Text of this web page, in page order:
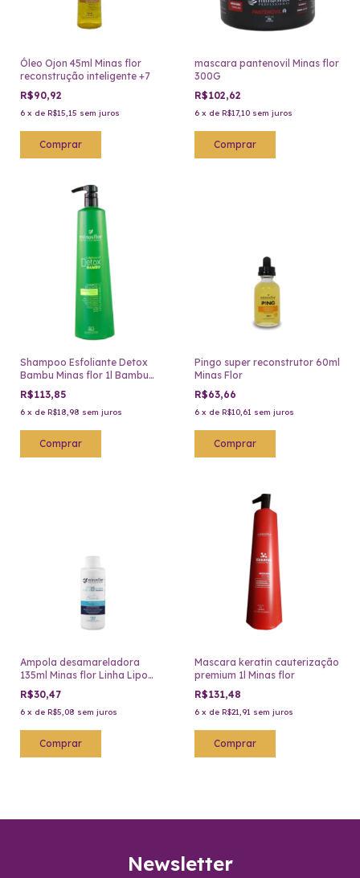
Óleo Ojon 45ml Minas flor
reconstrução inteligente +7
R$90,92
6 x de R$15,15 sem juros
mascara pantenovil Minas flor
300G
R$102,62
6 x de R$17,10 sem juros
Shampoo Esfoliante Detox
Bambu Minas flor 1l Bambu
Life
R$113,85
6 x de R$18,98 sem juros
Pingo super reconstrutor 60ml
Minas Flor
R$63,66
6 x de R$10,61 sem juros
Ampola desamareladora
135ml Minas flor Linha Lipo
Capilar
R$30,47
6 x de R$5,08 sem juros
Mascara keratin cauterização
premium 1l Minas flor
R$131,48
6 x de R$21,91 sem juros
Newsletter